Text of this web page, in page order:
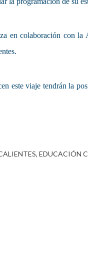
en colaboración con
este viaje tendrán la
EDUCACIÓN